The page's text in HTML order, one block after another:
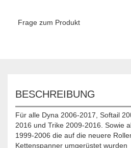
Frage zum Produkt
BESCHREIBUNG
Für alle Dyna 2006-2017, Softail
2016 und Trike 2009-2016. Sowie
1999-2006 die auf die neuere
Kettenspanner umgerüstet wurden